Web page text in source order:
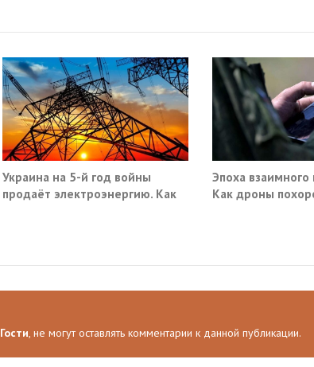
Украина на 5-й год войны
продаёт электроэнергию. Как
Эпоха
Как дроны
Гости, не могут оставлять комментарии к данной публикации.